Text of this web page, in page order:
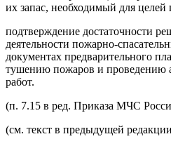
их запас, необходимый для
подтверждение достаточности
деятельности пожарно-
документах предварительного
тушению пожаров и проведению
работ.
(п. 7.15 в ред. Приказа МЧС
(см. текст в предыдущей